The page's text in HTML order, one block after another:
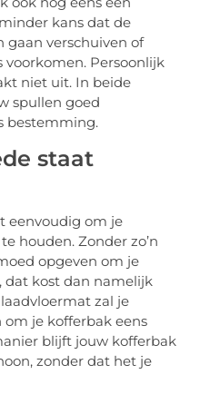
kans dat de
gaan verschuiven of
Persoonlijk
niet uit. In beide
spullen goed
bestemming.
staat
eenvoudig om je
houden. Zonder zo’n
opgeven om je
dat kost dan namelijk
zal je
je kofferbak eens
blijft jouw kofferbak
zonder dat het je